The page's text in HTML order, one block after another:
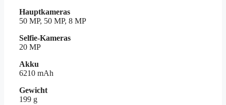
Hauptkameras
50 MP, 50 MP, 8 MP
Selfie-Kameras
20 MP
Akku
6210 mAh
Gewicht
199 g